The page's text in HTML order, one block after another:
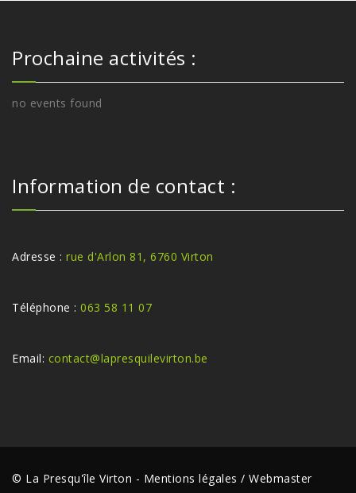
Prochaine activités :
no events found
Information de contact :
Adresse : rue d'Arlon 81, 6760 Virton
Téléphone : 063 58 11 07
Email: contact@lapresquilevirton.be
© La Presqu'île Virton - Mentions légales / Webmaster